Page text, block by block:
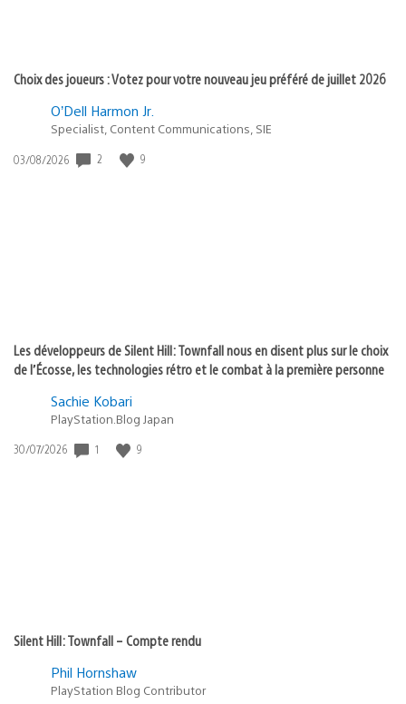
Choix des joueurs : Votez pour votre nouveau jeu préféré de juillet 2026
O’Dell Harmon Jr.
Specialist, Content Communications, SIE
Date
03/08/2026 2 9
Les développeurs de Silent Hill: Townfall nous en disent plus sur le choix
de l’Écosse, les technologies rétro et le combat à la première personne
Sachie Kobari
PlayStation.Blog Japan
Date
30/07/2026 1 9
Silent Hill: Townfall – Compte rendu
Phil Hornshaw
PlayStation Blog Contributor